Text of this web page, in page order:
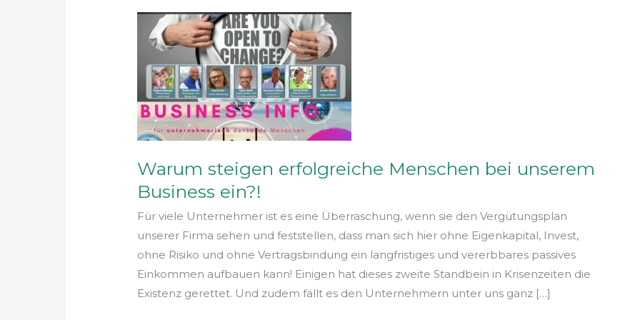
Warum steigen erfolgreiche Menschen bei unserem
Business ein?!
Für viele Unternehmer ist es eine Überraschung, wenn sie den Vergütungsplan
unserer Firma sehen und feststellen, dass man sich hier ohne Eigenkapital, Invest,
ohne Risiko und ohne Vertragsbindung ein langfristiges und vererbbares passives
Einkommen aufbauen kann! Einigen hat dieses zweite Standbein in Krisenzeiten die
Existenz gerettet. Und zudem fällt es den Unternehmern unter uns ganz […]
Warum
steigen
erfolgreiche
Menschen
bei
unserem
Business